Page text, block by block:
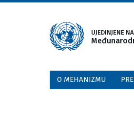
UJEDINJENE
O MEHANIZMU